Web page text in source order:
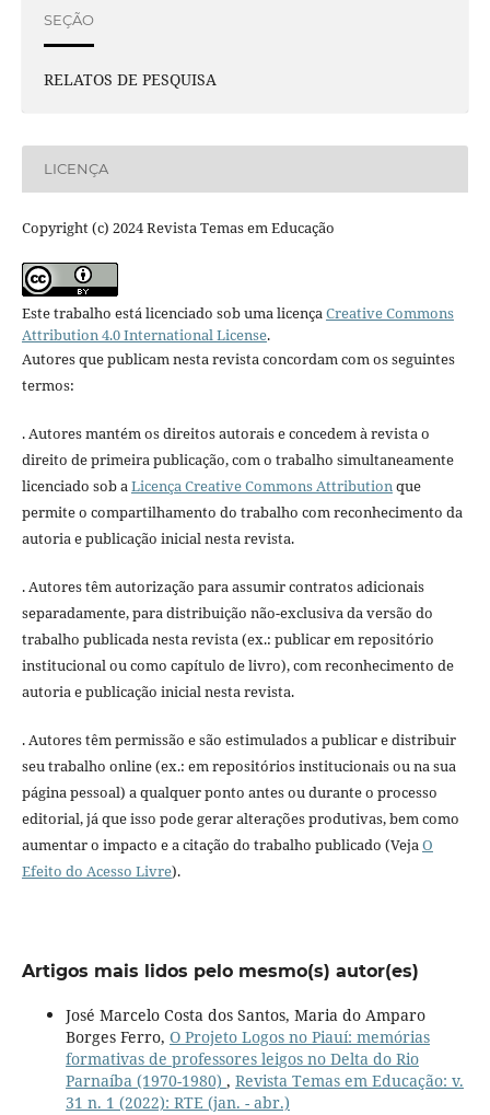
SEÇÃO
RELATOS DE PESQUISA
LICENÇA
Copyright (c) 2024 Revista Temas em Educação
Este trabalho está licenciado sob uma licençaCreative Commons
Attribution 4.0 International License.
Autores que publicam nesta revista concordam com os seguintes
termos:
. Autores mantém os direitos autorais e concedem à revista o
direito de primeira publicação, com o trabalho simultaneamente
licenciado sob aLicença Creative Commons Attributionque
permite o compartilhamento do trabalho com reconhecimento da
autoria e publicação inicial nesta revista.
. Autores têm autorização para assumir contratos adicionais
separadamente, para distribuição não-exclusiva da versão do
trabalho publicada nesta revista (ex.: publicar em repositório
institucional ou como capítulo de livro), com reconhecimento de
autoria e publicação inicial nesta revista.
. Autores têm permissão e são estimulados a publicar e distribuir
seu trabalho online (ex.: em repositórios institucionais ou na sua
página pessoal) a qualquer ponto antes ou durante o processo
editorial, já que isso pode gerar alterações produtivas, bem como
aumentar o impacto e a citação do trabalho publicado (VejaO
Efeito do Acesso Livre).
Artigos mais lidos pelo mesmo(s) autor(es)
José Marcelo Costa dos Santos, Maria do Amparo
Borges Ferro, O Projeto Logos no Piauí: memórias
formativas de professores leigos no Delta do Rio
Parnaíba (1970-1980) , Revista Temas em Educação: v.
31 n. 1 (2022): RTE (jan. - abr.)